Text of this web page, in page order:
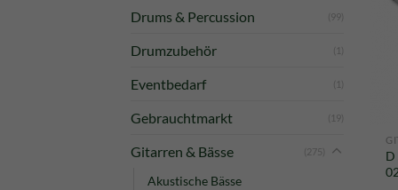
Drums & Percussion (99)
Drumzubehör (1)
Eventbedarf (1)
Gebrauchtmarkt (19)
Gitarren & Bässe (275)
Akustische Bässe
D